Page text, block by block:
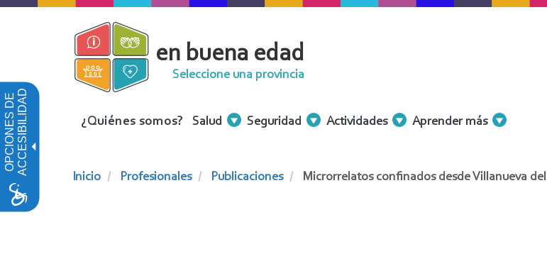
OPCIONES DEACCESIBILIDAD
Pasar
en buena edad
Seleccione una provincia
Menu
¿Quiénes somos? Salud Seguridad Actividades Aprender más
Inicio Profesionales Publicaciones Microrrelatos confinados desde Villanueva